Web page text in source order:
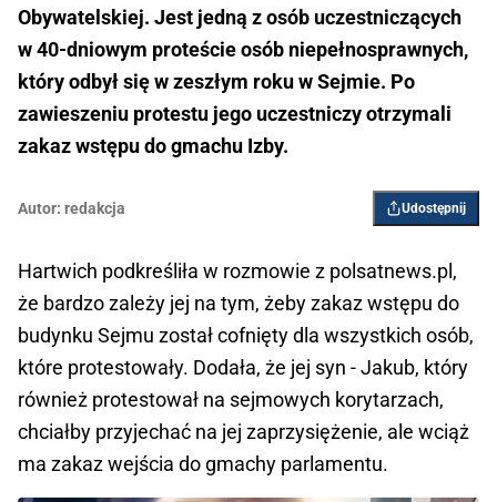
Obywatelskiej. Jest jedną z osób uczestniczących
w 40-dniowym proteście osób niepełnosprawnych,
który odbył się w zeszłym roku w Sejmie. Po
zawieszeniu protestu jego uczestniczy otrzymali
zakaz wstępu do gmachu Izby.
Autor: redakcja Udostępnij
Hartwich podkreśliła w rozmowie z polsatnews.pl,
że bardzo zależy jej na tym, żeby zakaz wstępu do
budynku Sejmu został cofnięty dla wszystkich osób,
które protestowały. Dodała, że jej syn - Jakub, który
również protestował na sejmowych korytarzach,
chciałby przyjechać na jej zaprzysiężenie, ale wciąż
ma zakaz wejścia do gmachy parlamentu.